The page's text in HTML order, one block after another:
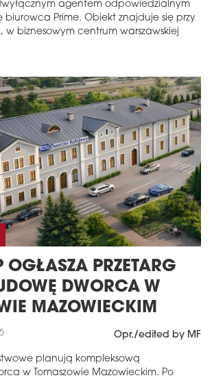
agentem odpowiedzialnym
biurowca Prime. Obiekt znajduje się przy
w biznesowym centrum warszawskiej
OGŁASZA PRZETARG
DWORCA W
MAZOWIECKIM
Opr./edited by MF
planują kompleksową
w Tomaszowie Mazowieckim. Po